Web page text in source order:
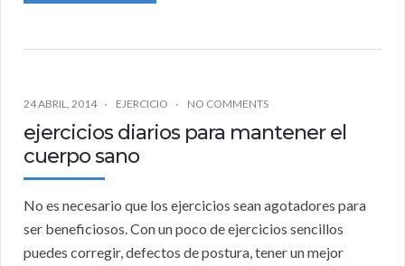
24 ABRIL, 2014 EJERCICIO NO COMMENTS
ejercicios diarios para mantener el
cuerpo sano
No es necesario que los ejercicios sean agotadores para
ser beneficiosos. Con un poco de ejercicios sencillos
puedes corregir, defectos de postura, tener un mejor